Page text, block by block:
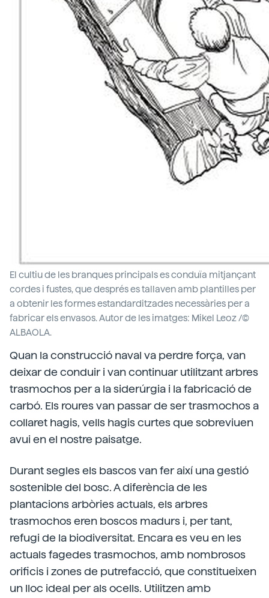
El cultiu de les branques principals es conduïa mitjançant
cordes i fustes, que després es tallaven amb plantilles per
a obtenir les formes estandarditzades necessàries per a
fabricar els envasos. Autor de les imatges: Mikel Leoz /©
ALBAOLA.
Quan la construcció naval va perdre força, van
deixar de conduir i van continuar utilitzant arbres
trasmochos per a la siderúrgia i la fabricació de
carbó. Els roures van passar de ser trasmochos a
collaret hagis, vells hagis curtes que sobreviuen
avui en el nostre paisatge.
Durant segles els bascos van fer així una gestió
sostenible del bosc. A diferència de les
plantacions arbòries actuals, els arbres
trasmochos eren boscos madurs i, per tant,
refugi de la biodiversitat. Encara es veu en les
actuals fagedes trasmochos, amb nombrosos
orificis i zones de putrefacció, que constitueixen
un lloc ideal per als ocells. Utilitzen amb